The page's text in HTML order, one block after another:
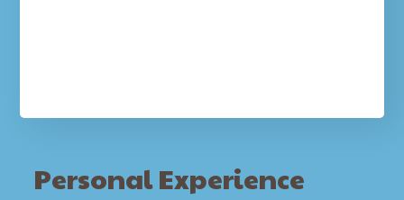
Personal Experience